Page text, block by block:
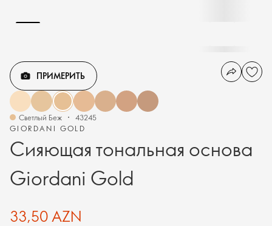
GIORDANI GOLD
Сияющая тональная основа
Giordani Gold
ПРИМЕРИТЬ
Светлый Беж 43245
33,50 AZN